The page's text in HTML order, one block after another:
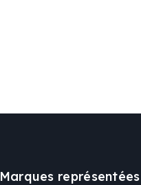
Marques représentées